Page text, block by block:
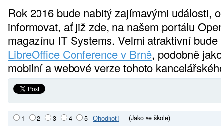
Rok 2016 bude nabitý zajímavými události,
informovat, ať již zde, na našem portálu
magazínu IT Systems. Velmi atraktivní
LibreOffice Conference v Brně, podobně
mobilní a webové verze tohoto
1 2 3 4 5 (Jako ve škole)